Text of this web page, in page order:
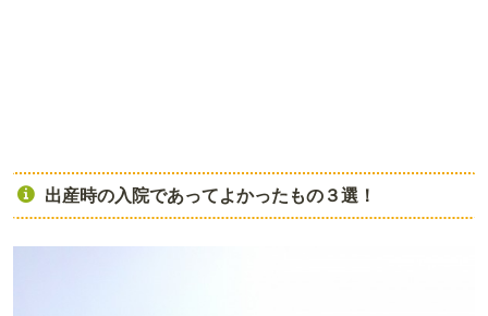
出産時の入院であってよかったもの３選！